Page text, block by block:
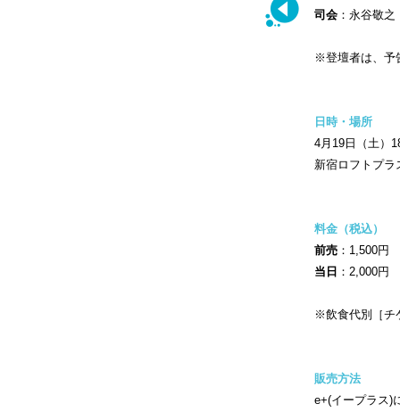
司会 ：永谷敬
※登壇者は、予
日時・場所
4月19日（土）
新宿ロフトプ
料金（税込）
前売 ：1,500円
当日 ：2,000円
※飲食代別［チ
販売方法
e+(イープラス)